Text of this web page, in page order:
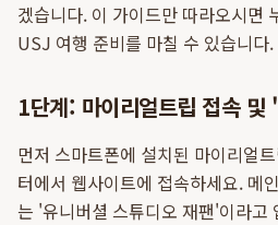
겠습니다. 이 가이드만 따라오시면
USJ 여행 준비를 마칠 수 있습니다.
1단계: 마이리얼트립 접속
먼저 스마트폰에 설치된 마이리얼
터에서 웹사이트에 접속하세요. 메
는 '유니버셜 스튜디오 재팬'이라고